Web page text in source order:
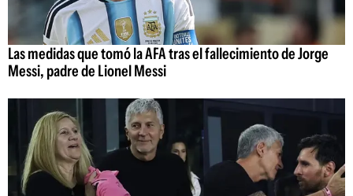
Las medidas que tomó la AFA tras el fallecimiento de Jorge
Messi, padre de Lionel Messi